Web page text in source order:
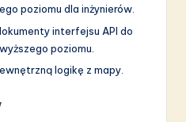
poziomu dla inżynierów.
interfejsu API do
poziomu.
logikę z mapy.